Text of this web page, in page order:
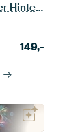
Fischgöttin (heller karamellfarbener Hintergrund)
149,-